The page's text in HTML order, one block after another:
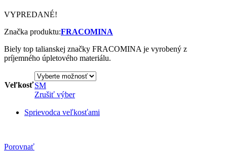
VYPREDANÉ!
Značka produktu:FRACOMINA
Biely top talianskej značky FRACOMINA je vyrobený z
príjemného úpletového materiálu.
VeľkosťSM
Zrušiť výber
Sprievodca veľkosťami
Porovnať